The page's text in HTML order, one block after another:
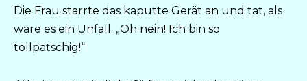
Die Frau starrte das kaputte Gerät an und tat, als
wäre es ein Unfall. „Oh nein! Ich bin so
tollpatschig!“